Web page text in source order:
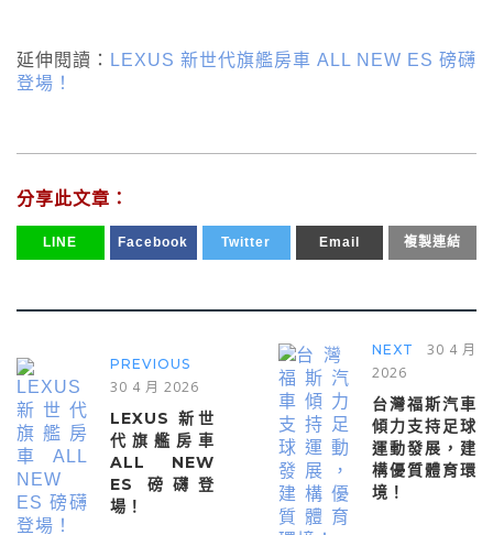
延伸閱讀：
LEXUS 新世代旗艦房車 ALL NEW ES 磅礴
登場！
分享此文章：
LINE Facebook Twitter Email 複製連結
PREVIOUS
30 4 月 2026
LEXUS 新世
代旗艦房車
ALL NEW
ES 磅礴登
場！
NEXT
30 4 月
2026
台灣福斯汽車
傾力支持足球
運動發展，建
構優質體育環
境！